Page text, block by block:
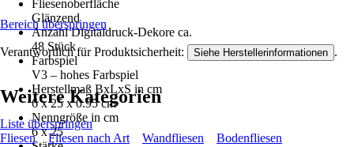
Fliesenoberfläche
Glänzend
Anzahl Digitaldruck-Dekore ca.
48 Stück
Farbspiel
V3 – hohes Farbspiel
Herstellmaß BxLxS in cm
6 x 25 x 0.95 cm
Nenngröße in cm
6 x 25
Bereich überspringen
Verantwortlich für Produktsicherheit: Siehe Herstellerinformationen .
Weitere Kategorien
Liste überspringen
Fliesen
Fliesen nach Art Wandfliesen
Bodenfliesen